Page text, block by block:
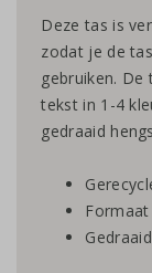
Deze tas is
zodat je de
gebruiken.
tekst in 1-4
gedraaid